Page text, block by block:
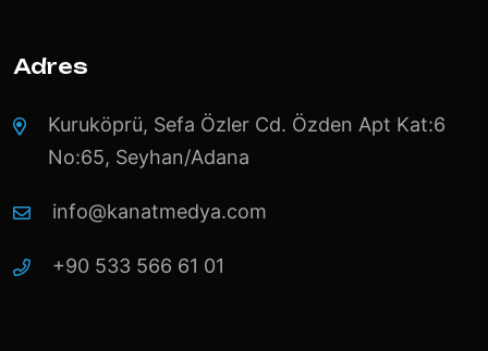
Adres
Kuruköprü, Sefa Özler Cd. Özden Apt Kat:6
No:65, Seyhan/Adana
info@kanatmedya.com
+90 533 566 61 01